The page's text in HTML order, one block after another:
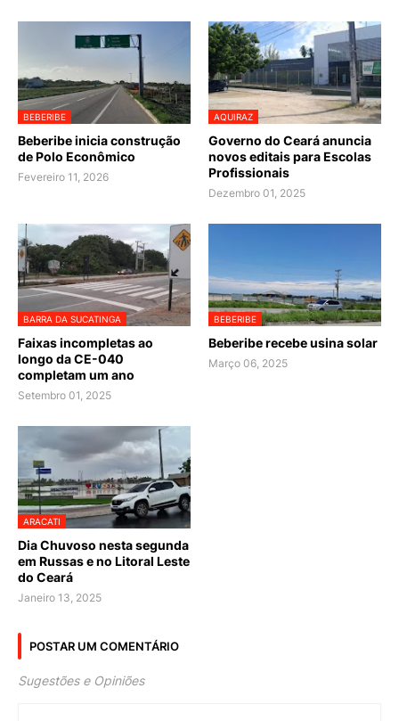
BEBERIBE
Beberibe inicia construção
de Polo Econômico
Fevereiro 11, 2026
AQUIRAZ
Governo do Ceará anuncia
novos editais para Escolas
Profissionais
Dezembro 01, 2025
BARRA DA SUCATINGA
Faixas incompletas ao
longo da CE-040
completam um ano
Setembro 01, 2025
BEBERIBE
Beberibe recebe usina solar
Março 06, 2025
ARACATI
Dia Chuvoso nesta segunda
em Russas e no Litoral Leste
do Ceará
Janeiro 13, 2025
POSTAR UM COMENTÁRIO
Sugestões e Opiniões